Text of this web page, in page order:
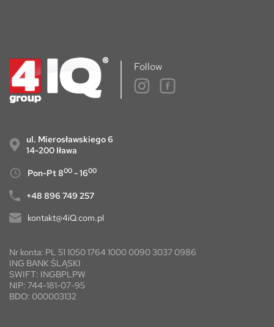
Follow
ul. Mierosławskiego 6
14-200 Iława
Pon-Pt 800 - 1600
+48 896 749 257
kontakt@4iQ.com.pl
Nr konta: PL 51 1050 1764 1000 0090 3037 0986
ING BANK ŚLĄSKI
SWIFT: INGBPLPW
NIP: 744-181-07-95
BDO: 000003132